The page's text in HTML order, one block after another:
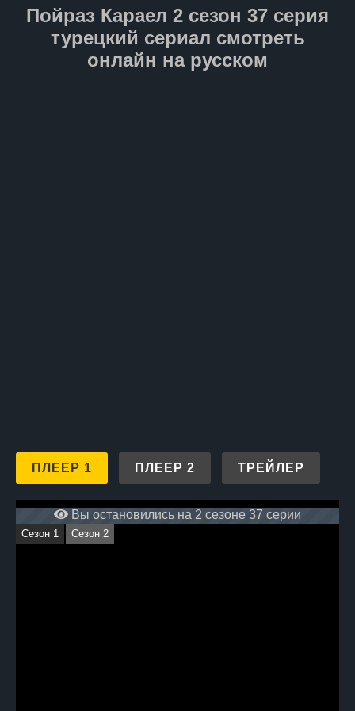
путешествие станет для него
не только проверкой силы
духа, но и свидетельством
настоящего отцовского
мужества.
Пойраз Караел 2 сезон 37 серия
турецкий сериал смотреть
онлайн на русском
ПЛЕЕР 1 ПЛЕЕР 2 ТРЕЙЛЕР
Вы остановились на 2 сезоне 37 серии
Сезон 1 Сезон 2